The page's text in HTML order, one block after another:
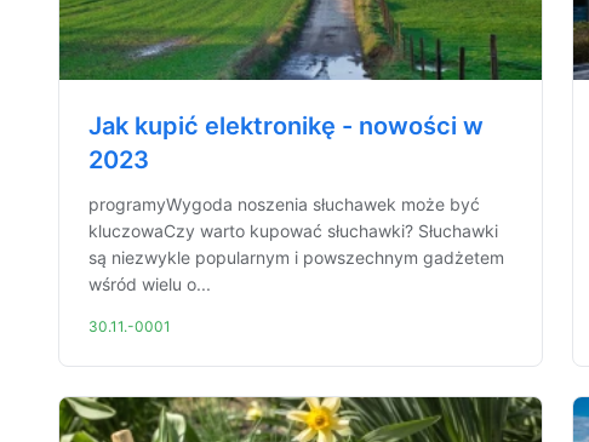
Jak kupić elektronikę - nowości w
2023
programyWygoda noszenia słuchawek może być
kluczowaCzy warto kupować słuchawki? Słuchawki
są niezwykle popularnym i powszechnym gadżetem
wśród wielu o...
30.11.-0001